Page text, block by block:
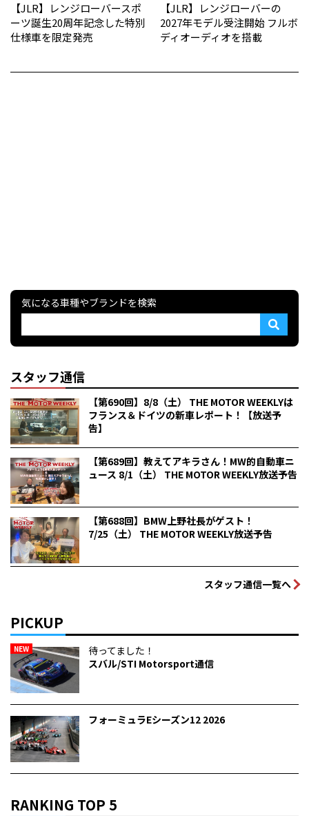
【JLR】レンジローバースポ
ーツ誕生20周年記念した特別
仕様車を限定発売
【JLR】レンジローバーの
2027年モデル受注開始 フルボ
ディオーディオを搭載
気になる車種やブランドを検索
スタッフ通信
【第690回】8/8（土） THE MOTOR WEEKLYは
フランス＆ドイツの新車レポート！【放送予
告】
【第689回】教えてアキラさん！MW的自動車ニ
ュース 8/1（土） THE MOTOR WEEKLY放送予告
【第688回】BMW上野社長がゲスト！
7/25（土） THE MOTOR WEEKLY放送予告
スタッフ通信一覧へ
PICKUP
NEW
待ってました！
スバル/STI Motorsport通信
フォーミュラEシーズン12 2026
RANKING TOP 5